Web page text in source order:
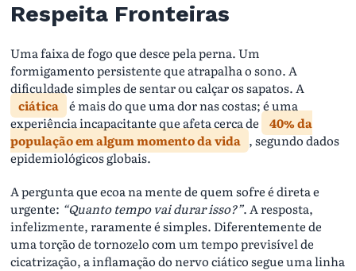
Respeita Fronteiras
Uma faixa de fogo que desce pela perna. Um
formigamento persistente que atrapalha o sono. A
dificuldade simples de sentar ou calçar os sapatos. A
ciática é mais do que uma dor nas costas; é uma
experiência incapacitante que afeta cerca de
40% da
população em algum momento da vida , segundo dados
epidemiológicos globais.
A pergunta que ecoa na mente de quem sofre é direta e
urgente: “Quanto tempo vai durar isso?”. A resposta,
infelizmente, raramente é simples. Diferentemente de
uma torção de tornozelo com um tempo previsível de
cicatrização, a inflamação do nervo ciático segue uma linha